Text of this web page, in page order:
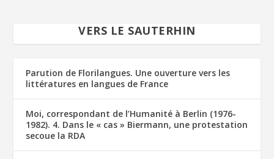
VERS LE SAUTERHIN
Parution de Florilangues. Une ouverture vers les
littératures en langues de France
Moi, correspondant de l’Humanité à Berlin (1976-
1982). 4. Dans le « cas » Biermann, une protestation
secoue la RDA